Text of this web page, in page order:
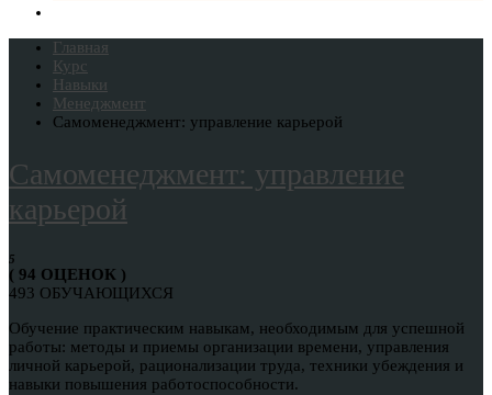
Главная
Курс
Навыки
Менеджмент
Самоменеджмент: управление карьерой
Самоменеджмент: управление
карьерой
5
( 94 ОЦЕНОК )
493 ОБУЧАЮЩИХСЯ
Обучение практическим навыкам, необходимым для успешной
работы: методы и приемы организации времени, управления
личной карьерой, рационализации труда, техники убеждения и
навыки повышения работоспособности.